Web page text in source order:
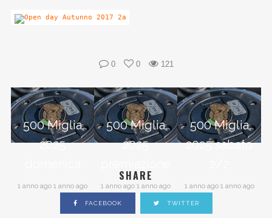
0 0 121
500 Miglia
2025
1 anno ago 1 anno ago
500 Miglia
2025
1 anno ago 1 anno ago
500 Miglia
2025 sabato
1 anno ago 1 anno ago
SHARE
FACEBOOK TWITTER